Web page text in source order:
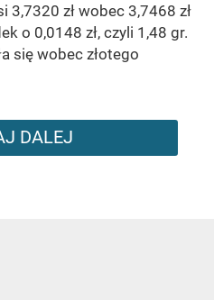
3,7320 zł wobec 3,7468 zł
o 0,0148 zł, czyli 1,48 gr.
się wobec złotego
DALEJ